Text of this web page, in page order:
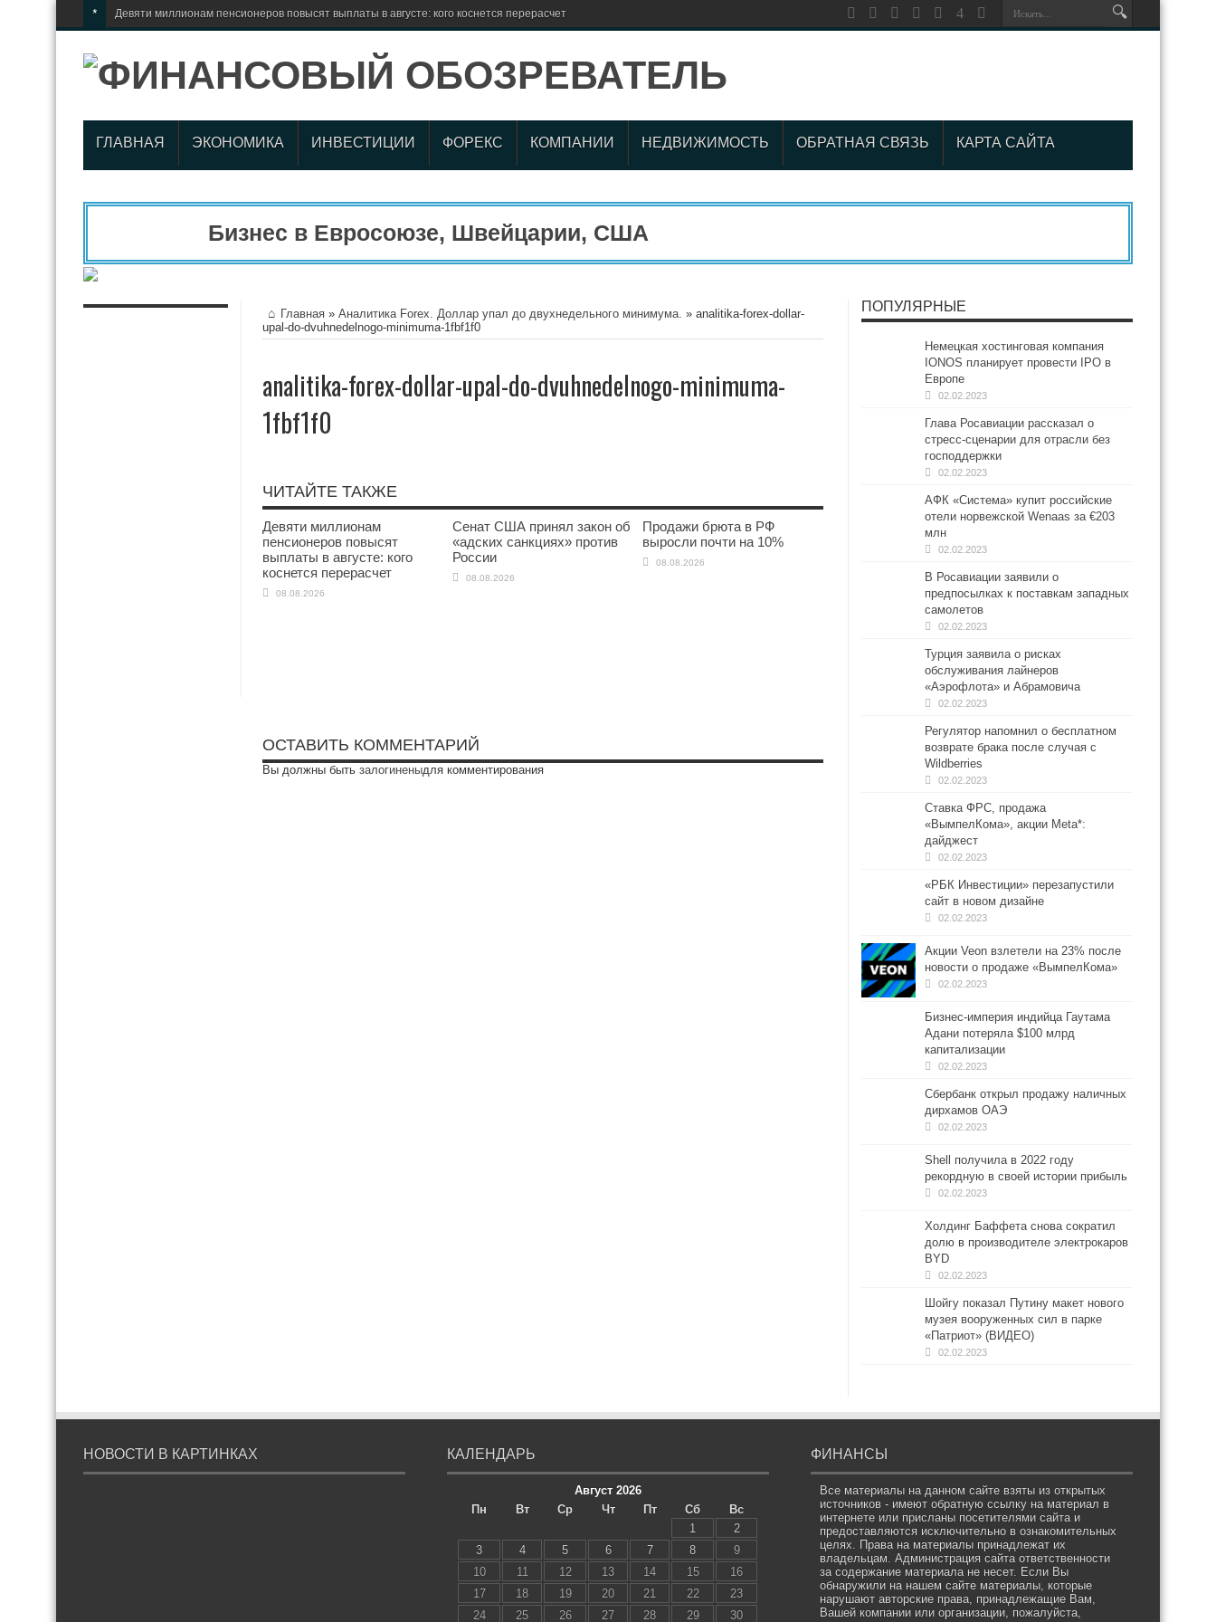
* Девяти миллионам пенсионеров повысят выплаты в августе: кого коснется перерасчет
ГЛАВНАЯ ЭКОНОМИКА ИНВЕСТИЦИИ ФОРЕКС КОМПАНИИ НЕДВИЖИМОСТЬ ОБРАТНАЯ СВЯЗЬ КАРТА САЙТА
Бизнес в Евросоюзе, Швейцарии, США
Главная » Аналитика Forex. Доллар упал до двухнедельного минимума. » analitika-forex-dollar-
upal-do-dvuhnedelnogo-minimuma-1fbf1f0
analitika-forex-dollar-upal-do-dvuhnedelnogo-minimuma-
1fbf1f0
ЧИТАЙТЕ ТАКЖЕ
Девяти миллионам
пенсионеров повысят
выплаты в августе: кого
коснется перерасчет
08.08.2026
Сенат США принял закон об
«адских санкциях» против
России
08.08.2026
Продажи брюта в РФ
выросли почти на 10%
08.08.2026
ОСТАВИТЬ КОММЕНТАРИЙ
Вы должны быть залогиненыдля комментирования
ПОПУЛЯРНЫЕ
Немецкая хостинговая компания
IONOS планирует провести IPO в
Европе
02.02.2023
Глава Росавиации рассказал о
стресс-сценарии для отрасли без
господдержки
02.02.2023
АФК «Система» купит российские
отели норвежской Wenaas за €203
млн
02.02.2023
В Росавиации заявили о
предпосылках к поставкам западных
самолетов
02.02.2023
Турция заявила о рисках
обслуживания лайнеров
«Аэрофлота» и Абрамовича
02.02.2023
Регулятор напомнил о бесплатном
возврате брака после случая с
Wildberries
02.02.2023
Ставка ФРС, продажа
«ВымпелКома», акции Meta*:
дайджест
02.02.2023
«РБК Инвестиции» перезапустили
сайт в новом дизайне
02.02.2023
Акции Veon взлетели на 23% после
новости о продаже «ВымпелКома»
02.02.2023
Бизнес-империя индийца Гаутама
Адани потеряла $100 млрд
капитализации
02.02.2023
Сбербанк открыл продажу наличных
дирхамов ОАЭ
02.02.2023
Shell получила в 2022 году
рекордную в своей истории прибыль
02.02.2023
Холдинг Баффета снова сократил
долю в производителе электрокаров
BYD
02.02.2023
Шойгу показал Путину макет нового
музея вооруженных сил в парке
«Патриот» (ВИДЕО)
02.02.2023
НОВОСТИ В КАРТИНКАХ КАЛЕНДАРЬ
Август 2026
Пн
Вт Ср Чт Пт Сб
Вс
1
2
3
4 5 6 7 8
9
10
11 12 13 14 15
16
17
18 19 20 21 22
23
24
25 26 27 28 29 30
ФИНАНСЫ
Все материалы на данном сайте взяты из открытых
источников - имеют обратную ссылку на материал в
интернете или присланы посетителями сайта и
предоставляются исключительно в ознакомительных
целях. Права на материалы принадлежат их
владельцам. Администрация сайта ответственности
за содержание материала не несет. Если Вы
обнаружили на нашем сайте материалы, которые
нарушают авторские права, принадлежащие Вам,
Вашей компании или организации, пожалуйста,